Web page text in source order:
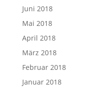
Juni 2018
Mai 2018
April 2018
März 2018
Februar 2018
Januar 2018